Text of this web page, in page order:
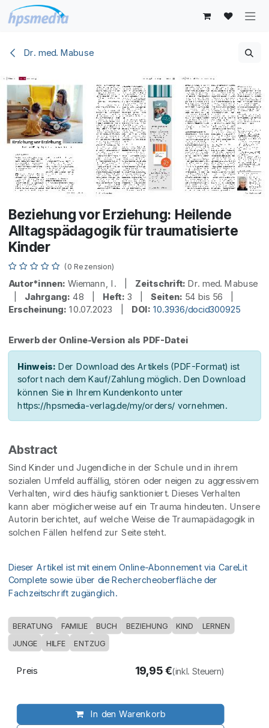
Zum Inhalt springen
Dr. med. Mabuse
Beziehung vor Erziehung: Heilende
Alltagspädagogik für traumatisierte
Kinder
(0 Rezension)
Autor*innen: Wiemann, I. | Zeitschrift: Dr. med. Mabuse
Jahrgang: 48 | Heft: 3 |Seiten: 54 bis 56 |
Erscheinung: 10.07.2023 | DOI: 10.3936/docid300925
Erwerb der Online-Version als PDF-Datei
Hinweis: Der Download des Artikels (PDF-Format) ist
sofort nach dem Kauf/Zahlung möglich. Den Download
können Sie in Ihrem Kundenkonto unter
https://hpsmedia-verlag.de/my/orders/ vornehmen.
Abstract
Sind Kinder und Jugendliche in der Schule und in ihrem
sozialen Umfeld auffällig, stören oder neigen zu aggressivem
Verhalten, wird dies häufig sanktioniert. Dieses Verhalten
kann aber möglicherweise auf ein Trauma hindeuten. Unsere
Autorin berichtet, auf welche Weise die Traumapädagogik in
solchen Fällen helfend zur Seite steht.
Dieser Artikel ist mit einem Online-Abonnement via CareLit
Complete sowie über die Rechercheoberfläche der
Fachzeitschrift zugänglich.
BERATUNG FAMILIE BUCH BEZIEHUNG KIND LERNEN
JUNGE HILFE ENTZUG
In den Warenkorb
Preis 19,95€(inkl. Steuern)